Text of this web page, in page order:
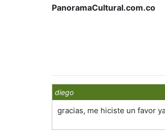
PanoramaCultural.com.co
diego
gracias, me hiciste un favor